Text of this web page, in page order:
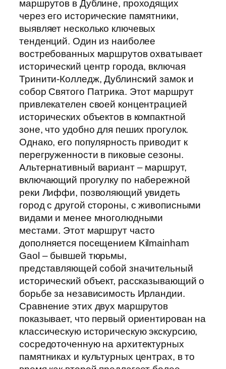
маршрутов в Дублине, проходящих
через его исторические памятники,
выявляет несколько ключевых
тенденций. Один из наиболее
востребованных маршрутов охватывает
исторический центр города, включая
Тринити-Колледж, Дублинский замок и
собор Святого Патрика. Этот маршрут
привлекателен своей концентрацией
исторических объектов в компактной
зоне, что удобно для пеших прогулок.
Однако, его популярность приводит к
перегруженности в пиковые сезоны.
Альтернативный вариант – маршрут,
включающий прогулку по набережной
реки Лиффи, позволяющий увидеть
город с другой стороны, с живописными
видами и менее многолюдными
местами. Этот маршрут часто
дополняется посещением Kilmainham
Gaol – бывшей тюрьмы,
представляющей собой значительный
исторический объект, рассказывающий о
борьбе за независимость Ирландии.
Сравнение этих двух маршрутов
показывает, что первый ориентирован на
классическую историческую экскурсию,
сосредоточенную на архитектурных
памятниках и культурных центрах, в то